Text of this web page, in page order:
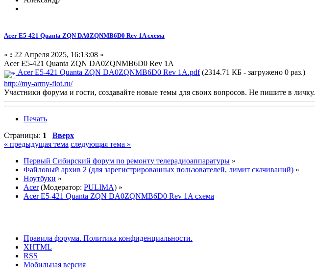
Acer E5-421 Quanta ZQN DA0ZQNMB6D0 Rev 1A схема
« : 22 Апреля 2025, 16:13:08 »
Acer E5-421 Quanta ZQN DA0ZQNMB6D0 Rev 1A
Acer E5-421 Quanta ZQN DA0ZQNMB6D0 Rev 1A.pdf(2314.71 КБ - загружено 0 раз.)
http://my-army-flot.ru/
Участники форума и гости, создавайте новые темы для своих вопросов. Не пишите в личку.
Печать
Страницы: 1
Вверх
« предыдущая тема следующая тема »
Первый Сибирский форум по ремонту телерадиоаппаратуры »
Файловый архив 2 (для зарегистрированных пользователей, лимит скачиваний) »
Ноутбуки »
Acer(Модератор: PULIMA) »
Acer E5-421 Quanta ZQN DA0ZQNMB6D0 Rev 1A схема
Правила форума. Политика конфиденциальности.
XHTML
RSS
Мобильная версия